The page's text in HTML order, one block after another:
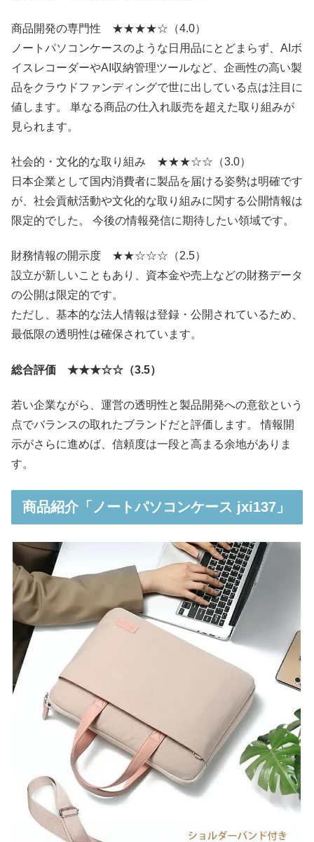
商品開発の専門性 ★★★★☆（4.0）
ノートパソコンケースのような日用品にとどまらず、AIボ
イスレコーダーやAI収納管理ツールなど、企画性の高い製
品をクラウドファンディングで世に出している点は注目に
値します。 単なる商品の仕入れ販売を超えた取り組みが
見られます。
社会的・文化的な取り組み ★★★☆☆（3.0）
日本企業として国内消費者に製品を届ける姿勢は明確です
が、社会貢献活動や文化的な取り組みに関する公開情報は
限定的でした。 今後の情報発信に期待したい領域です。
財務情報の開示度 ★★☆☆☆（2.5）
設立が新しいこともあり、資本金や売上などの財務データ
の公開は限定的です。
ただし、基本的な法人情報は登録・公開されているため、
最低限の透明性は確保されています。
総合評価 ★★★☆☆（3.5）
若い企業ながら、運営の透明性と製品開発への意欲という
点でバランスの取れたブランドだと評価します。 情報開
示がさらに進めば、信頼度は一段と高まる余地がありま
す。
商品紹介「ノートパソコンケース jxi137」